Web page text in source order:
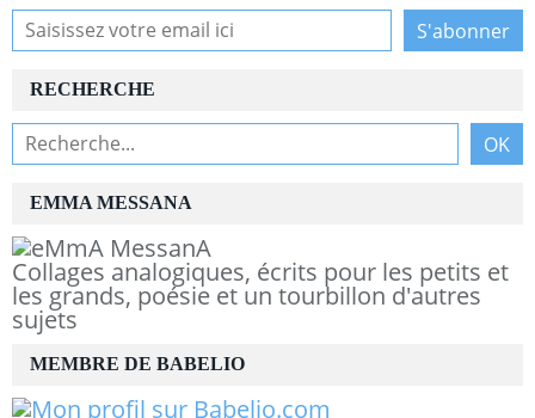
RECHERCHE
EMMA MESSANA
Collages analogiques, écrits pour les petits et
les grands, poésie et un tourbillon d'autres
sujets
MEMBRE DE BABELIO